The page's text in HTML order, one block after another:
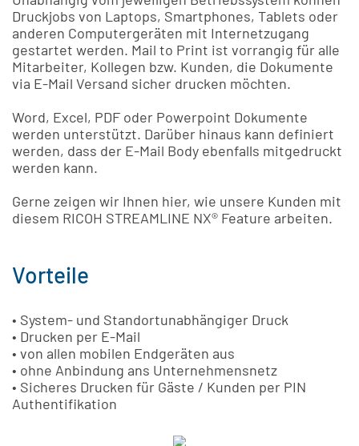
Druckjobs von Laptops, Smartphones, Tablets oder
anderen Computergeräten mit Internetzugang
gestartet werden. Mail to Print ist vorrangig für alle
Mitarbeiter, Kollegen bzw. Kunden, die Dokumente
via E-Mail Versand sicher drucken möchten.
Word, Excel, PDF oder Powerpoint Dokumente
werden unterstützt. Darüber hinaus kann definiert
werden, dass der E-Mail Body ebenfalls mitgedruckt
werden kann.
Gerne zeigen wir Ihnen hier, wie unsere Kunden mit
diesem RICOH STREAMLINE NX® Feature arbeiten.
Vorteile
• System- und Standortunabhängiger Druck
• Drucken per E-Mail
• von allen mobilen Endgeräten aus
• ohne Anbindung ans Unternehmensnetz
• Sicheres Drucken für Gäste / Kunden per PIN
Authentifikation